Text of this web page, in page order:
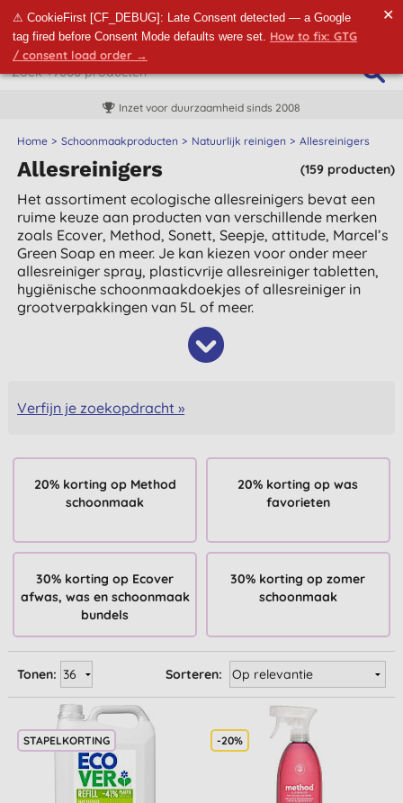
⚠ CookieFirst [CF_DEBUG]: Late Consent detected — a Google
tag fired before Consent Mode defaults were set. How to fix: GTG
/ consent load order →
✕
Inzet voor duurzaamheid sinds 2008
Home Schoonmaakproducten Natuurlijk reinigen Allesreinigers
(159 producten)
Allesreinigers
Het assortiment ecologische allesreinigers bevat een
ruime keuze aan producten van verschillende merken
zoals Ecover, Method, Sonett, Seepje, attitude, Marcel’s
Green Soap en meer. Je kan kiezen voor onder meer
allesreiniger spray, plasticvrije allesreiniger tabletten,
hygiënische schoonmaakdoekjes of allesreiniger in
grootverpakkingen van 5L of meer.
Verfijn je zoekopdracht »
20% korting op Method
schoonmaak
20% korting op was
favorieten
30% korting op Ecover
afwas, was en schoonmaak
bundels
30% korting op zomer
schoonmaak
Sorteren:
Tonen:
STAPELKORTING -20%